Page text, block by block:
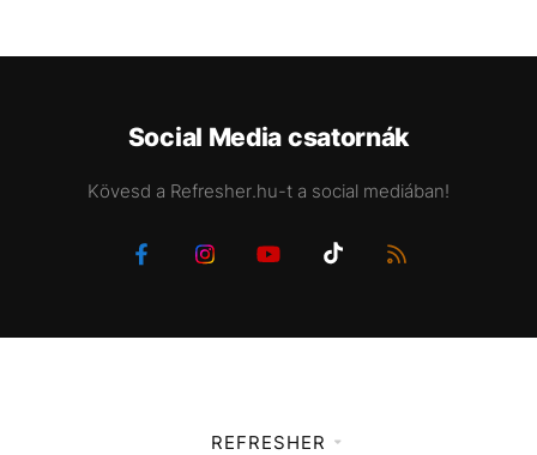
Social Media csatornák
Kövesd a Refresher.hu-t a social mediában!
REFRESHER